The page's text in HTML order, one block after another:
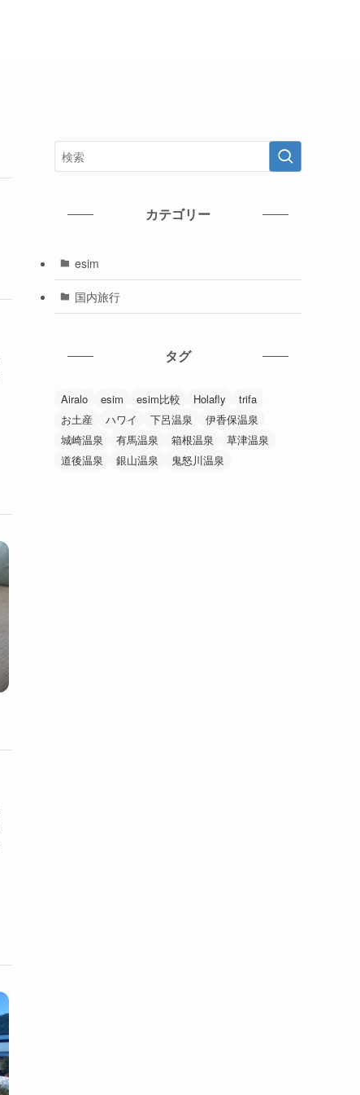
カテゴリー
esim
国内旅行
タグ
Airalo esim esim比較 Holafly
trifa
お土産
ハワイ 下呂温泉
伊香保温泉
城崎温泉
有馬温泉 箱根温泉
草津温泉
道後温泉
銀山温泉 鬼怒川温泉